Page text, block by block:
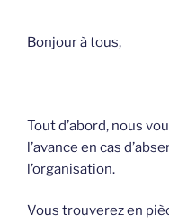
Bonjour à tous,
Tout d’abord, nous
l’avance en cas
l’organisation.
Vous trouverez en